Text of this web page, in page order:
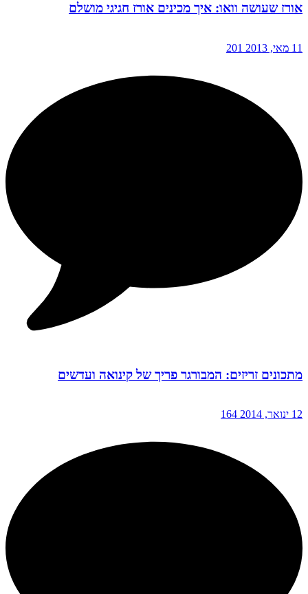
אורז שעושה וואו: איך מכינים אורז חגיגי מושלם
11 מאי, 2013 201
מתכונים זריזים: המבורגר פריך של קינואה ועדשים
12 ינואר, 2014 164